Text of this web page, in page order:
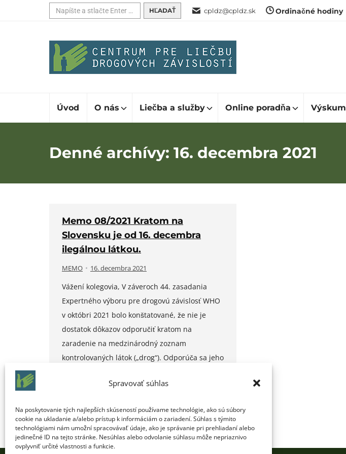
Spravovať súhlas
Na poskytovanie tých najlepších skúseností používame technológie, ako sú súbory
cookie na ukladanie a/alebo prístup k informáciám o zariadení. Súhlas s týmito
technológiami nám umožní spracovávať údaje, ako je správanie pri prehliadaní alebo
jedinečné ID na tejto stránke. Nesúhlas alebo odvolanie súhlasu môže nepriaznivo
ovplyvniť určité vlastnosti a funkcie.
Hľadať: cpldz@cpldz.sk Ordinačné hodiny
Úvod O nás Liečba a služby Online poradňa Výskum
Denné archívy: 16. decembra 2021
Memo 08/2021 Kratom na
Slovensku je od 16. decembra
ilegálnou látkou.
MEMO 16. decembra 2021
Vážení kolegovia, V záveroch 44. zasadania
Expertného výboru pre drogovú závislosť WHO
v októbri 2021 bolo konštatované, že nie je
dostatok dôkazov odporučiť kratom na
zaradenie na medzinárodný zoznam
kontrolovaných látok („drog“). Odporúča sa jeho
uvedeného na podnet MV SR predložilo MZ SR